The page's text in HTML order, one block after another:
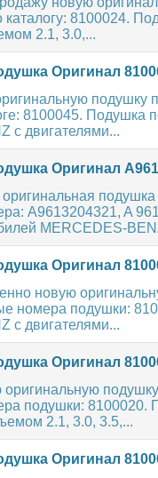
8100024.
2.1, 3.0,...
Оригинал
подушку
8100045. Подушка
с двигателями...
Оригинал
A9613204321, A
MERCEDES-
Оригинал
новую
номера подушки:
с двигателями...
Оригинал
оригинальную
подушки: 8100020.
2.1, 3.0, 3.5,...
Оригинал